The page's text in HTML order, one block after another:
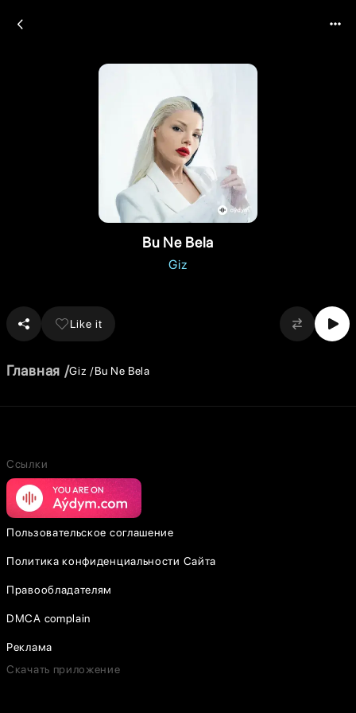
Bu Ne Bela
Giz
Like it
Главная Giz Bu Ne Bela
Ссылки
Пользовательское соглашение
Политика конфиденциальности Сайта
Правообладателям
DMCA complain
Реклама
Скачать приложение